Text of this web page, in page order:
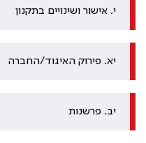
י. אישור ושינויים בתקנון
יא. פירוק האיגוד/החברה
יב. פרשנות